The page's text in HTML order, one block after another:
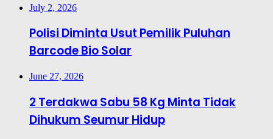
July 2, 2026
Polisi Diminta Usut Pemilik Puluhan
Barcode Bio Solar
June 27, 2026
2 Terdakwa Sabu 58 Kg Minta Tidak
Dihukum Seumur Hidup